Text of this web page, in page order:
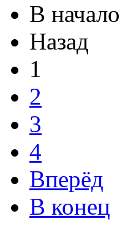
В начало
Назад
1
2
3
4
Вперёд
В конец